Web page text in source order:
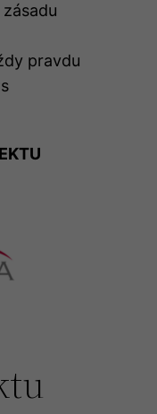
pravdu